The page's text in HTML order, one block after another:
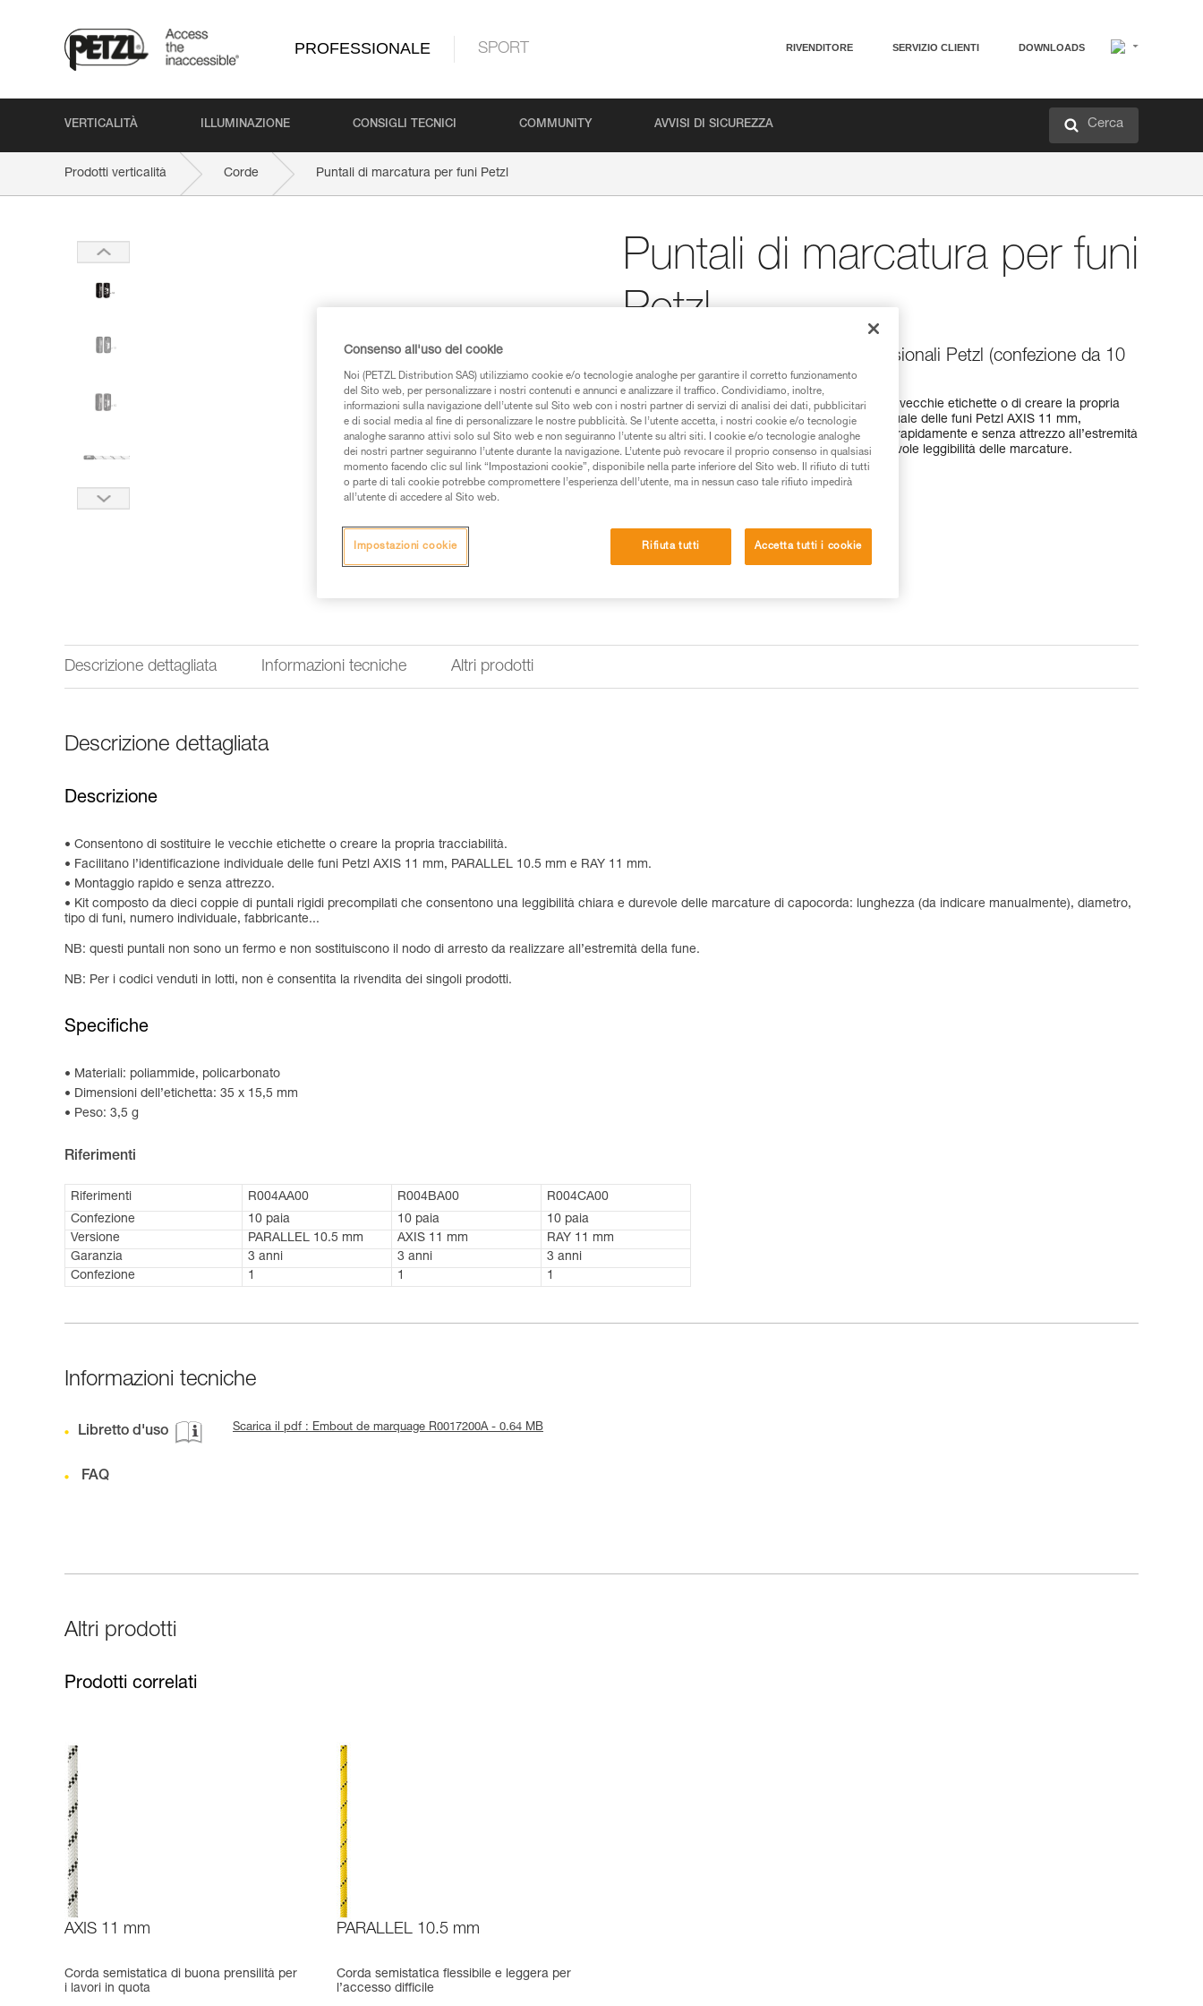
PROFESSIONALE SPORT RIVENDITORE SERVIZIO CLIENTI DOWNLOADS
VERTICALITÀ ILLUMINAZIONE CONSIGLI TECNICI COMMUNITY AVVISI DI SICUREZZA Cerca
Prodotti verticalità Corde Puntali di marcatura per funi Petzl
Puntali di marcatura per funi
Petzl
Puntali di marcatura per funi professionali Petzl (confezione da 10
paia)
I puntali di marcatura consentono di sostituire le vecchie etichette o di creare la propria
tracciabilità per facilitare l’identificazione individuale delle funi Petzl AXIS 11 mm,
PARALLEL 10.5 mm e RAY 11 mm. S’installano rapidamente e senza attrezzo all’estremità
della fune. Rigidi, consentono una chiara e durevole leggibilità delle marcature.
Descrizione dettagliata Informazioni tecniche Altri prodotti
Descrizione dettagliata
Descrizione
Consentono di sostituire le vecchie etichette o creare la propria tracciabilità.
Facilitano l’identificazione individuale delle funi Petzl AXIS 11 mm, PARALLEL 10.5 mm e RAY 11 mm.
Montaggio rapido e senza attrezzo.
Kit composto da dieci coppie di puntali rigidi precompilati che consentono una leggibilità chiara e durevole delle marcature di capocorda: lunghezza (da indicare manualmente), diametro,
tipo di funi, numero individuale, fabbricante...
NB: questi puntali non sono un fermo e non sostituiscono il nodo di arresto da realizzare all’estremità della fune.
NB: Per i codici venduti in lotti, non è consentita la rivendita dei singoli prodotti.
Specifiche
Materiali: poliammide, policarbonato
Dimensioni dell’etichetta: 35 x 15,5 mm
Peso: 3,5 g
Riferimenti
Riferimenti R004AA00 R004BA00
R004CA00
Confezione
10 paia 10 paia
10 paia
Versione
PARALLEL 10.5 mm AXIS 11 mm
RAY 11 mm
Garanzia
3 anni 3 anni
3 anni
Confezione
1 1 1
Informazioni tecniche
Libretto d'uso Scarica il pdf : Embout de marquage R0017200A - 0.64 MB
FAQ
Altri prodotti
Prodotti correlati
AXIS 11 mm
Corda semistatica di buona prensilità per
i lavori in quota
PARALLEL 10.5 mm
Corda semistatica flessibile e leggera per
l’accesso difficile
Consenso all'uso dei cookie
Noi (PETZL Distribution SAS) utilizziamo cookie e/o tecnologie analoghe per garantire il corretto funzionamento
del Sito web, per personalizzare i nostri contenuti e annunci e analizzare il traffico. Condividiamo, inoltre,
informazioni sulla navigazione dell’utente sul Sito web con i nostri partner di servizi di analisi dei dati, pubblicitari
e di social media al fine di personalizzare le nostre pubblicità. Se l’utente accetta, i nostri cookie e/o tecnologie
analoghe saranno attivi solo sul Sito web e non seguiranno l’utente su altri siti. I cookie e/o tecnologie analoghe
dei nostri partner seguiranno l’utente durante la navigazione. L’utente può revocare il proprio consenso in qualsiasi
momento facendo clic sul link “Impostazioni cookie”, disponibile nella parte inferiore del Sito web. Il rifiuto di tutti
o parte di tali cookie potrebbe compromettere l’esperienza dell’utente, ma in nessun caso tale rifiuto impedirà
all’utente di accedere al Sito web.
Rifiuta tutti Accetta tutti i cookie
Impostazioni cookie